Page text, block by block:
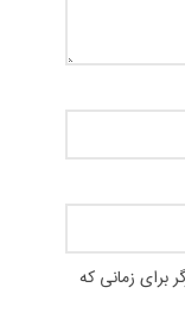
برای زمانی که